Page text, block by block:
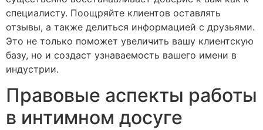
специалисту. Поощряйте клиентов оставлять
отзывы, а также делиться информацией с друзьями.
Это не только поможет увеличить вашу клиентскую
базу, но и создаст узнаваемость вашего имени в
индустрии.
Правовые аспекты работы
в интимном досуге